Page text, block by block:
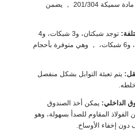
متوفر 201/304 ， مادة سميكة 201/304 ， يضمن
توجد شبكتان، و3 شبكات، و4
شبكات، و5 شبكات، و6 شبكات، ， وهي متوفرة بأحجام
يتم تعبئة التوابل بشكل منفصل
الداخلي: يمكن أخذ الصندوق
المقاوم للصدأ بسهولة، وهو
دون إخفاء الأوساخ.